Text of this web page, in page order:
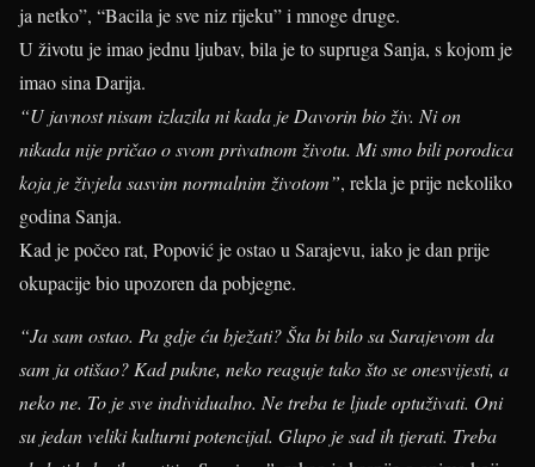
ja netko”, “Bacila je sve niz rijeku” i mnoge druge.
U životu je imao jednu ljubav, bila je to supruga Sanja, s kojom je
imao sina Darija.
“U javnost nisam izlazila ni kada je Davorin bio živ. Ni on
nikada nije pričao o svom privatnom životu. Mi smo bili porodica
koja je živjela sasvim normalnim životom”, rekla je prije nekoliko
godina Sanja.
Kad je počeo rat, Popović je ostao u Sarajevu, iako je dan prije
okupacije bio upozoren da pobjegne.
“Ja sam ostao. Pa gdje ću bježati? Šta bi bilo sa Sarajevom da
sam ja otišao? Kad pukne, neko reaguje tako što se onesvijesti, a
neko ne. To je sve individualno. Ne treba te ljude optuživati. Oni
su jedan veliki kulturni potencijal. Glupo je sad ih tjerati. Treba